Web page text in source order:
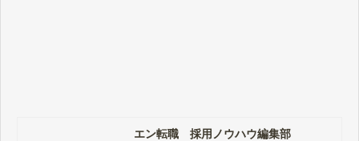
エン転職 採用ノウハウ編集部